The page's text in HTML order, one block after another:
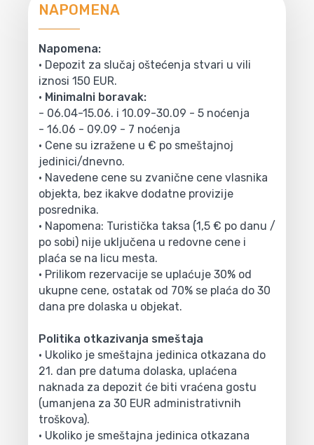
NAPOMENA
Napomena:
• Depozit za slučaj oštećenja stvari u vili
iznosi 150 EUR.
• Minimalni boravak:
- 06.04-15.06. i 10.09-30.09 - 5 noćenja
- 16.06 - 09.09 - 7 noćenja
• Cene su izražene u € po smeštajnoj
jedinici/dnevno.
• Navedene cene su zvanične cene vlasnika
objekta, bez ikakve dodatne provizije
posrednika.
• Napomena: Turistička taksa (1,5 € po danu /
po sobi) nije uključena u redovne cene i
plaća se na licu mesta.
• Prilikom rezervacije se uplaćuje 30% od
ukupne cene, ostatak od 70% se plaća do 30
dana pre dolaska u objekat.
Politika otkazivanja smeštaja
• Ukoliko je smeštajna jedinica otkazana do
21. dan pre datuma dolaska, uplaćena
naknada za depozit će biti vraćena gostu
(umanjena za 30 EUR administrativnih
troškova).
• Ukoliko je smeštajna jedinica otkazana